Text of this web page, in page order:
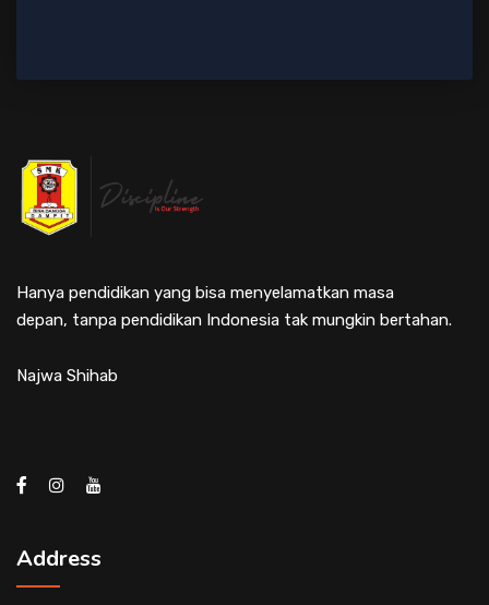
Hanya pendidikan yang bisa menyelamatkan masa
depan, tanpa pendidikan Indonesia tak mungkin bertahan.
Najwa Shihab
Address